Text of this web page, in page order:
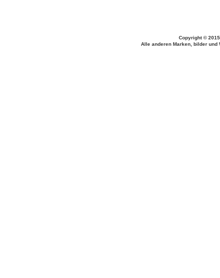
Copyright ©
Alle anderen Marken, bilder und